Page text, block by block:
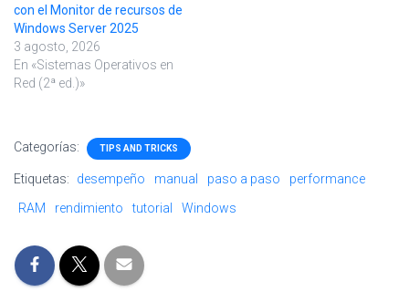
con el Monitor de recursos de
Windows Server 2025
3 agosto, 2026
En «Sistemas Operativos en
Red (2ª ed.)»
Categorías: TIPS AND TRICKS
Etiquetas: desempeño manual paso a paso
performance
RAM
rendimiento tutorial Windows